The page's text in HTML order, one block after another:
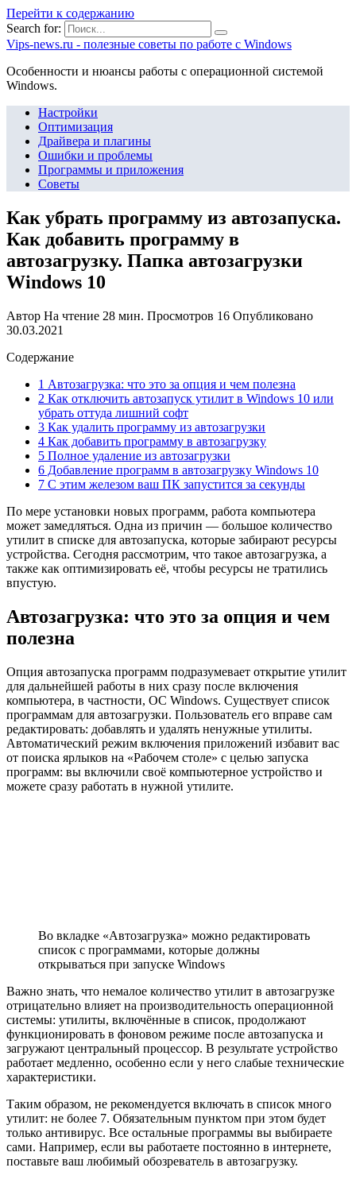
Перейти к содержанию
Search for:
Vips-news.ru - полезные советы по работе с Windows
Особенности и нюансы работы с операционной системой
Windows.
Настройки
Оптимизация
Драйвера и плагины
Ошибки и проблемы
Программы и приложения
Советы
Как убрать программу из автозапуска.
Как добавить программу в
автозагрузку. Папка автозагрузки
Windows 10
Автор На чтение 28 мин. Просмотров 16 Опубликовано
30.03.2021
Содержание
1 Автозагрузка: что это за опция и чем полезна
2 Как отключить автозапуск утилит в Windows 10 или
убрать оттуда лишний софт
3 Как удалить программу из автозагрузки
4 Как добавить программу в автозагрузку
5 Полное удаление из автозагрузки
6 Добавление программ в автозагрузку Windows 10
7 C этим железом ваш ПК запустится за секунды
По мере установки новых программ, работа компьютера
может замедляться. Одна из причин — большое количество
утилит в списке для автозапуска, которые забирают ресурсы
устройства. Сегодня рассмотрим, что такое автозагрузка, а
также как оптимизировать её, чтобы ресурсы не тратились
впустую.
Автозагрузка: что это за опция и чем
полезна
Опция автозапуска программ подразумевает открытие утилит
для дальнейшей работы в них сразу после включения
компьютера, в частности, ОС Windows. Существует список
программам для автозагрузки. Пользователь его вправе сам
редактировать: добавлять и удалять ненужные утилиты.
Автоматический режим включения приложений избавит вас
от поиска ярлыков на «Рабочем столе» с целью запуска
программ: вы включили своё компьютерное устройство и
можете сразу работать в нужной утилите.
Во вкладке «Автозагрузка» можно редактировать
список с программами, которые должны
открываться при запуске Windows
Важно знать, что немалое количество утилит в автозагрузке
отрицательно влияет на производительность операционной
системы: утилиты, включённые в список, продолжают
функционировать в фоновом режиме после автозапуска и
загружают центральный процессор. В результате устройство
работает медленно, особенно если у него слабые технические
характеристики.
Таким образом, не рекомендуется включать в список много
утилит: не более 7. Обязательным пунктом при этом будет
только антивирус. Все остальные программы вы выбираете
сами. Например, если вы работаете постоянно в интернете,
поставьте ваш любимый обозреватель в автозагрузку.